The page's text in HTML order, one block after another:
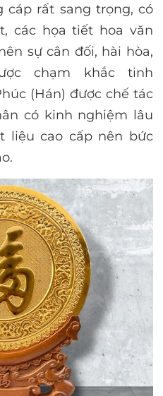
cáp rất sang trọng, có
các họa tiết hoa văn
sự cân đối, hài hòa,
chạm khắc tinh
(Hán) được chế tác
có kinh nghiệm lâu
liệu cao cấp nên bức